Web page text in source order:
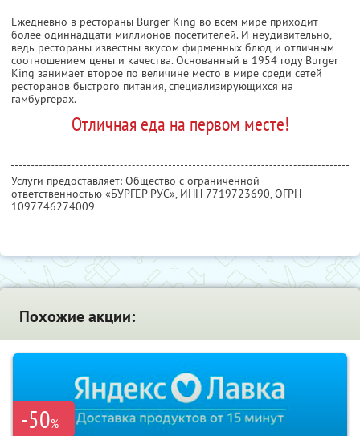
Ежедневно в рестораны Burger King во всем мире приходит
более одиннадцати миллионов посетителей. И неудивительно,
ведь рестораны известны вкусом фирменных блюд и отличным
соотношением цены и качества. Основанный в 1954 году Burger
King занимает второе по величине место в мире среди сетей
ресторанов быстрого питания, специализирующихся на
гамбургерах.
Отличная еда на первом месте!
Услуги предоставляет: Общество с ограниченной
ответственностью «БУРГЕР РУС», ИНН 7719723690, ОГРН
1097746274009
Похожие акции:
-50%